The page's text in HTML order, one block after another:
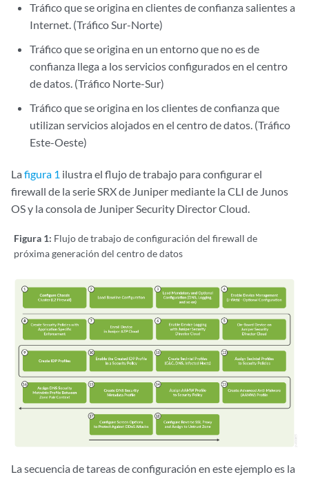
Tráfico que se origina en clientes de confianza salientes a
Internet. (Tráfico Sur-Norte)
Tráfico que se origina en un entorno que no es de
confianza llega a los servicios configurados en el centro
de datos. (Tráfico Norte-Sur)
Tráfico que se origina en los clientes de confianza que
utilizan servicios alojados en el centro de datos. (Tráfico
Este-Oeste)
La figura 1 ilustra el flujo de trabajo para configurar el
firewall de la serie SRX de Juniper mediante la CLI de Junos
OS y la consola de Juniper Security Director Cloud.
Figura 1: Flujo de trabajo de configuración del firewall de
próxima generación del centro de datos
La secuencia de tareas de configuración en este ejemplo es la